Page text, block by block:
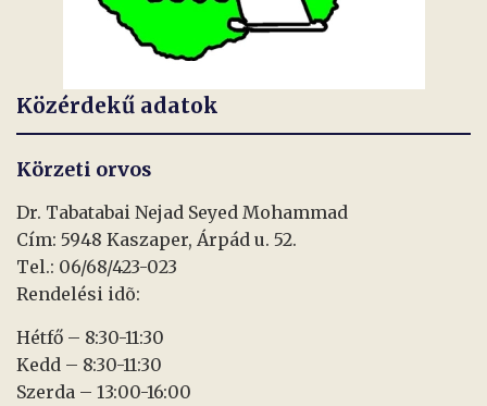
Közérdekű adatok
Körzeti orvos
Dr. Tabatabai Nejad Seyed Mohammad
Cím: 5948 Kaszaper, Árpád u. 52.
Tel.: 06/68/423-023
Rendelési idõ:
Hétfő – 8:30-11:30
Kedd – 8:30-11:30
Szerda – 13:00-16:00